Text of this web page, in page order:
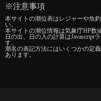
※注意事項
本サイトの潮位表はレジャーや魚
い。
本サイトの潮位情報は気象庁HP数
日の出、日の入の計算はJavascript
す。
潮名の表記方法にはいくつかの定
あります。